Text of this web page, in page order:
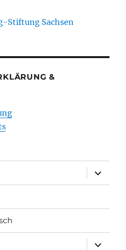
Stiftung Sachsen
&
öffnen